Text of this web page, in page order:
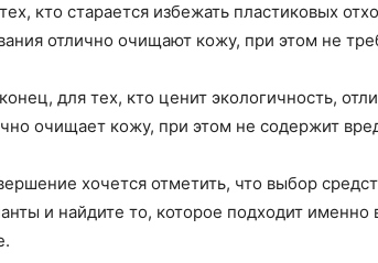
кто старается избежать пластиковых
отлично очищают кожу, при этом не
для тех, кто ценит экологичность,
очищает кожу, при этом не содержит
хочется отметить, что выбор
и найдите то, которое подходит